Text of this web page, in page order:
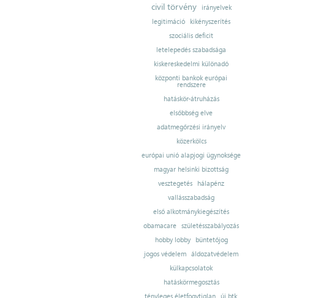
civil törvény
irányelvek
legitimáció
kikényszerítés
szociális deficit
letelepedés szabadsága
kiskereskedelmi különadó
központi bankok európai
rendszere
hatáskör-átruházás
elsőbbség elve
adatmegőrzési irányelv
közerkölcs
európai unió alapjogi ügynoksége
magyar helsinki bizottság
vesztegetés
hálapénz
vallásszabadság
első alkotmánykiegészítés
obamacare
születésszabályozás
hobby lobby
büntetőjog
jogos védelem
áldozatvédelem
külkapcsolatok
hatáskörmegosztás
tényleges életfogytiglan új btk.